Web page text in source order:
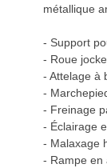
métallique
- Support
- Roue
- Attelage à
-
- Freinage
- Éclairage
- Malaxage
- Rampe en